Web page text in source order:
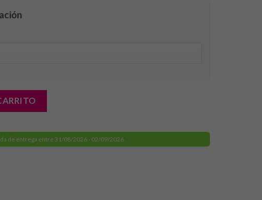
de entrega entre 31/08/2026 - 02/09/2026